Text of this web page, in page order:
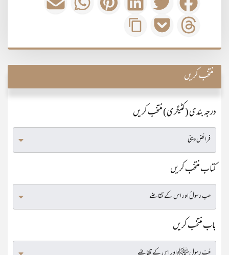
منتخب کریں
درجہ بندی (کٹیگری) منتخب کریں
کتاب منتخب کریں
باب منتخب کریں